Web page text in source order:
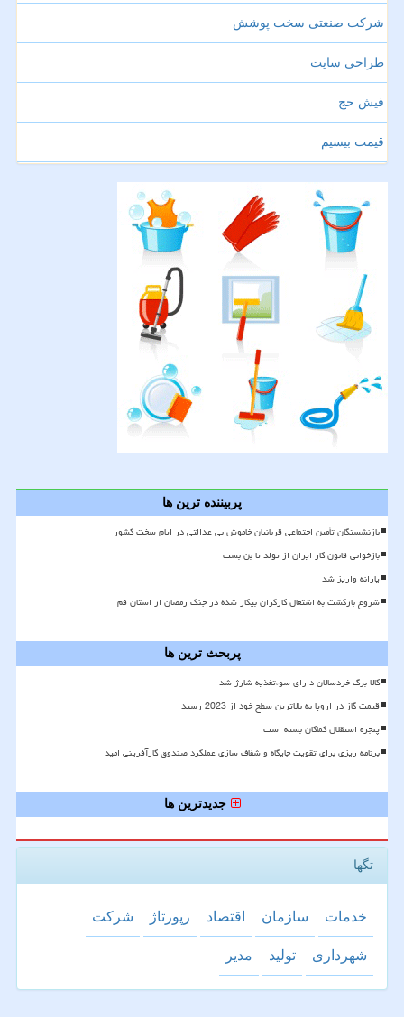
شرکت صنعتی سخت پوشش
طراحی سایت
فیش حج
قیمت بیسیم
پربیننده ترین ها
بازنشستگان تأمین اجتماعی قربانیان خاموش بی عدالتی در ایام سخت کشور
بازخوانی قانون کار ایران از تولد تا بن بست
یارانه واریز شد
شروع بازگشت به اشتغال کارگران بیکار شده در جنگ رمضان از استان قم
پربحث ترین ها
کالا برگ خردسالان دارای سوءتغذیه شارژ شد
قیمت گاز در اروپا به بالاترین سطح خود از 2023 رسید
پنجره استقلال کماکان بسته است
برنامه ریزی برای تقویت جایگاه و شفاف سازی عملکرد صندوق کارآفرینی امید
جدیدترین ها
تگها
خدمات سازمان اقتصاد رپورتاژ شركت
شهرداری تولید مدیر